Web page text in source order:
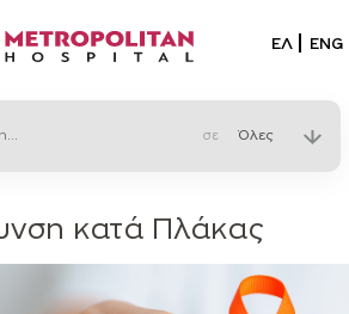
ΕΛ ENG
σε
κατά Πλάκας